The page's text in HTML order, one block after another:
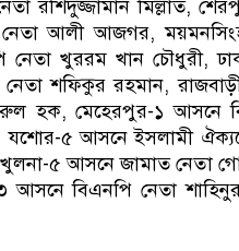
রশিদুজ্জামান মিল্লাত,
আলী আজগর,
খুররম খান চৌধুরী,
শফিকুর রহমান,
হক, মেহেরপুর-১ আসনে
যশোর-৫ আসনে ইসলামী
৫ আসনে জামাত নেতা
বিএনপি নেতা শাহিনুর